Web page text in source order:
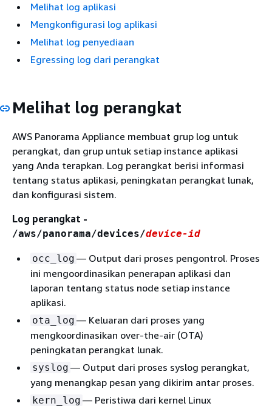
Melihat log aplikasi
Mengkonfigurasi log aplikasi
Melihat log penyediaan
Egressing log dari perangkat
Melihat log perangkat
AWS Panorama Appliance membuat grup log untuk
perangkat, dan grup untuk setiap instance aplikasi
yang Anda terapkan. Log perangkat berisi informasi
tentang status aplikasi, peningkatan perangkat lunak,
dan konfigurasi sistem.
Log perangkat -
/aws/panorama/devices/device-id
occ_log — Output dari proses pengontrol. Proses
ini mengoordinasikan penerapan aplikasi dan
laporan tentang status node setiap instance
aplikasi.
ota_log — Keluaran dari proses yang
mengkoordinasikan over-the-air (OTA)
peningkatan perangkat lunak.
syslog — Output dari proses syslog perangkat,
yang menangkap pesan yang dikirim antar proses.
kern_log — Peristiwa dari kernel Linux